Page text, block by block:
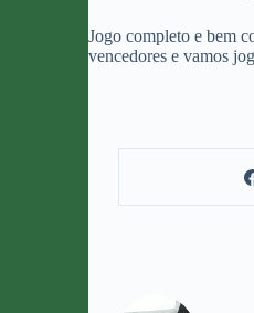
Jogo completo e bem
vencedores e vamos